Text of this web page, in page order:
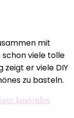
mit
schon viele tolle
zeigt er viele DIY
zu basteln.
kostenlos